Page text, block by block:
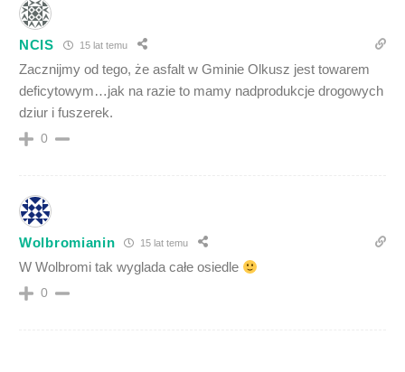
NCIS 15 lat temu
Zacznijmy od tego, że asfalt w Gminie Olkusz jest towarem
deficytowym…jak na razie to mamy nadprodukcje drogowych
dziur i fuszerek.
0
Wolbromianin 15 lat temu
W Wolbromi tak wyglada całe osiedle
0